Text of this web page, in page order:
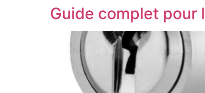
Guide complet pour